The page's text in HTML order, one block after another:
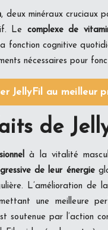
, deux minéraux cruciaux
Le complexe de
fonction cognitive
nécessaires pour
JellyFil au meilleur
de
à la vitalité
de leur énergie
L’amélioration de
une meilleure
soutenue par l’action